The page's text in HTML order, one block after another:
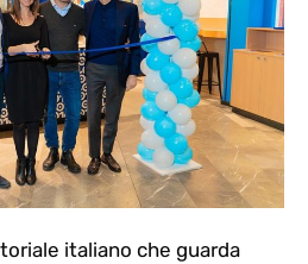
italiano che guarda